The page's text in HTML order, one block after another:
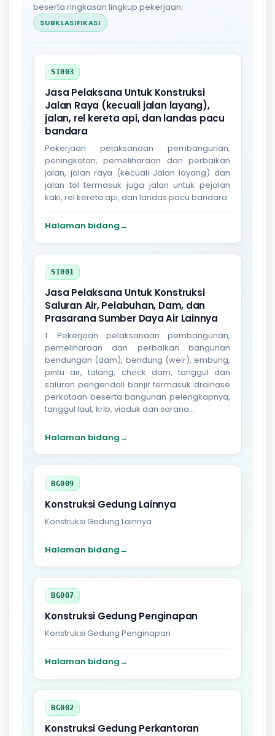
beserta ringkasan lingkup pekerjaan.
SUBKLASIFIKASI
SI003
Jasa Pelaksana Untuk Konstruksi
Jalan Raya (kecuali jalan layang),
jalan, rel kereta api, dan landas pacu
bandara
Pekerjaan pelaksanaan pembangunan,
peningkatan, pemeliharaan dan perbaikan
jalan, jalan raya (kecuali Jalan layang) dan
jalan tol termasuk juga jalan untuk pejalan
kaki, rel kereta api, dan landas pacu bandara.
Halaman bidang→
SI001
Jasa Pelaksana Untuk Konstruksi
Saluran Air, Pelabuhan, Dam, dan
Prasarana Sumber Daya Air Lainnya
1. Pekerjaan pelaksanaan pembangunan,
pemeliharaan dan perbaikan bangunan
bendungan (dam), bendung (weir), embung,
pintu air, talang, check dam, tanggul dan
saluran pengendali banjir termasuk drainase
perkotaan beserta bangunan pelengkapnya,
tanggul laut, krib, viaduk dan sarana...
Halaman bidang→
BG009
Konstruksi Gedung Lainnya
Konstruksi Gedung Lainnya
Halaman bidang→
BG007
Konstruksi Gedung Penginapan
Konstruksi Gedung Penginapan
Halaman bidang→
BG002
Konstruksi Gedung Perkantoran